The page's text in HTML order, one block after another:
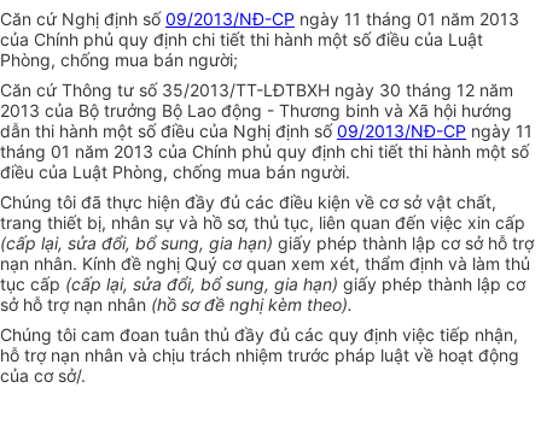
Căn cứ Nghị định số09/2013/NĐ-CP ngày 11 tháng 01 năm 2013
của Chính phủ quy định chi tiết thi hành một số điều của Luật
Phòng, chống mua bán người;
Căn cứ Thông tư số 35/2013/TT-LĐTBXH ngày 30 tháng 12 năm
2013 của Bộ trưởng Bộ Lao động - Thương binh và Xã hội hướng
dẫn thi hành một số điều của Nghị định số09/2013/NĐ-CP ngày 11
tháng 01 năm 2013 của Chính phủ quy định chi tiết thi hành một số
điều của Luật Phòng, chống mua bán người.
Chúng tôi đã thực hiện đầy đủ các điều kiện về cơ sở vật chất,
trang thiết bị, nhân sự và hồ sơ, thủ tục, liên quan đến việc xin cấp
(cấp lại, sửa đổi, bổ sung, gia hạn) giấy phép thành lập cơ sở hỗ trợ
nạn nhân. Kính đề nghị Quý cơ quan xem xét, thẩm định và làm thủ
tục cấp (cấp lại, sửa đổi, bổ sung, gia hạn) giấy phép thành lập cơ
sở hỗ trợ nạn nhân (hồ sơ đề nghị kèm theo).
Chúng tôi cam đoan tuân thủ đầy đủ các quy định việc tiếp nhận,
hỗ trợ nạn nhân và chịu trách nhiệm trước pháp luật về hoạt động
của cơ sở/.